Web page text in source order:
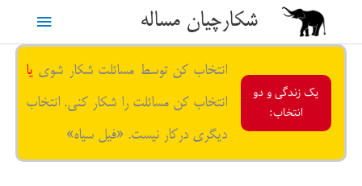
محتوا
شکارچیان مساله
فهرست
یک زندگی و دو
انتخاب:
انتخاب کن توسط مسائلت شکار شوی یا
انتخاب کن مسائلت را شکار کنی. انتخاب
دیگری درکار نیست. «فیل سیاه»